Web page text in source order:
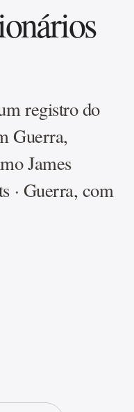
registro do
Guerra,
James
· Guerra, com